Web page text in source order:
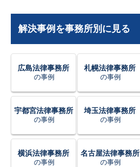
解決事例を事務所別に見る
広島法律事務所
の事例
札幌法律事務所
の事例
宇都宮法律事務所
の事例
埼玉法律事務所
の事例
横浜法律事務所
の事例
名古屋法律事務所
の事例